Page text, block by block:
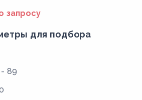
запросу
для подбора
89